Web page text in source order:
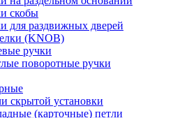
скобы
для раздвижных дверей
(KNOB)
ручки
поворотные ручки
скрытой установки
(карточные) петли